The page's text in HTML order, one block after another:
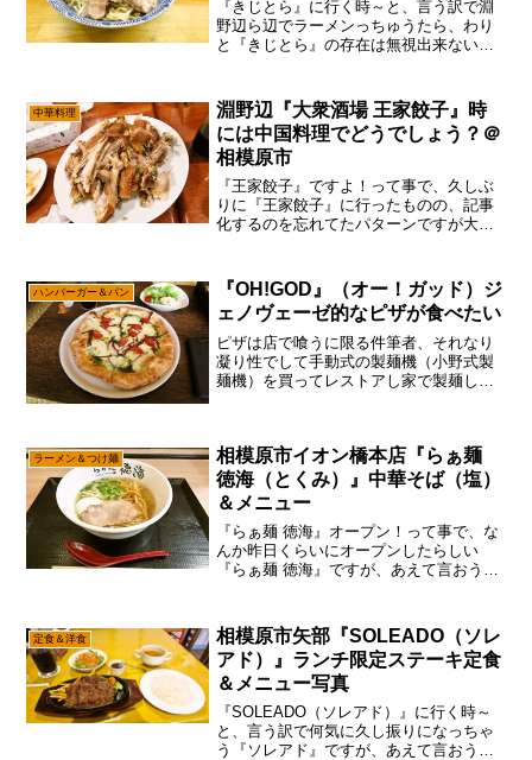
『きじとら』に行く時～と、言う訳で淵
野辺ら辺でラーメンっちゅうたら、わり
と『きじとら』の存在は無視出来ない説
意味では安定の美味しさと言うか、それ
なり人気があるって事です...
中華料理
淵野辺『大衆酒場 王家餃子』時
には中国料理でどうでしょう？＠
相模原市
『王家餃子』ですよ！って事で、久しぶ
りに『王家餃子』に行ったものの、記事
化するのを忘れてたパターンですが大丈
ったならば、この『王家餃子』と思って
おります。一応は書いてお...
ハンバーガー＆パン
『OH!GOD』（オー！ガッド）ジ
ェノヴェーゼ的なピザが食べたい
ピザは店で喰うに限る件筆者、それなり
凝り性でして手動式の製麺機（小野式製
麺機）を買ってレストアし家で製麺して
で御座います。ゆえに。...
ラーメン＆つけ麺
相模原市イオン橋本店『らぁ麺
徳海（とくみ）』中華そば（塩）
＆メニュー
『らぁ麺 徳海』オープン！って事で、な
んか昨日くらいにオープンしたらしい
『らぁ麺 徳海』ですが、あえて言おう！
イので、『らぁ麺 徳海』は今日で良いか
な～って。こういう感じ...
定食＆洋食
相模原市矢部『SOLEADO（ソレ
アド）』ランチ限定ステーキ定食
＆メニュー写真
『SOLEADO（ソレアド）』に行く時～
と、言う訳で何気に久し振りになっちゃ
う『ソレアド』ですが、あえて言おう！